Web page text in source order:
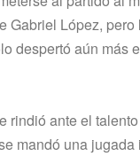
Gabriel López,
despertó aún más
rindió ante el
mandó una